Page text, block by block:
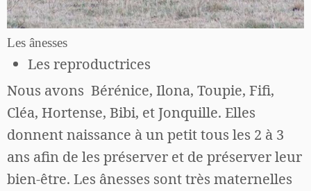
Les ânesses
Les reproductrices
Nous avons Bérénice, Ilona, Toupie, Fifi,
Cléa, Hortense, Bibi, et Jonquille. Elles
donnent naissance à un petit tous les 2 à 3
ans afin de les préserver et de préserver leur
bien-être. Les ânesses sont très maternelles